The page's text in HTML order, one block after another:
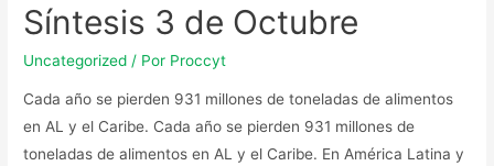
Síntesis 3 de Octubre
Uncategorized / Por Proccyt
Cada año se pierden 931 millones de toneladas de alimentos
en AL y el Caribe. Cada año se pierden 931 millones de
toneladas de alimentos en AL y el Caribe. En América Latina y